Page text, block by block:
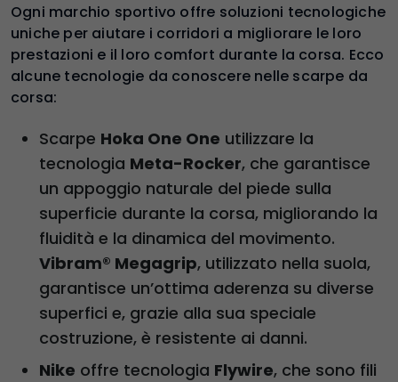
Ogni marchio sportivo offre soluzioni tecnologiche
uniche per aiutare i corridori a migliorare le loro
prestazioni e il loro comfort durante la corsa. Ecco
alcune tecnologie da conoscere nelle scarpe da
corsa:
Scarpe Hoka One One utilizzare la
tecnologia Meta-Rocker, che garantisce
un appoggio naturale del piede sulla
superficie durante la corsa, migliorando la
fluidità e la dinamica del movimento.
Vibram® Megagrip, utilizzato nella suola,
garantisce un’ottima aderenza su diverse
superfici e, grazie alla sua speciale
costruzione, è resistente ai danni.
Nike offre tecnologia Flywire, che sono fili